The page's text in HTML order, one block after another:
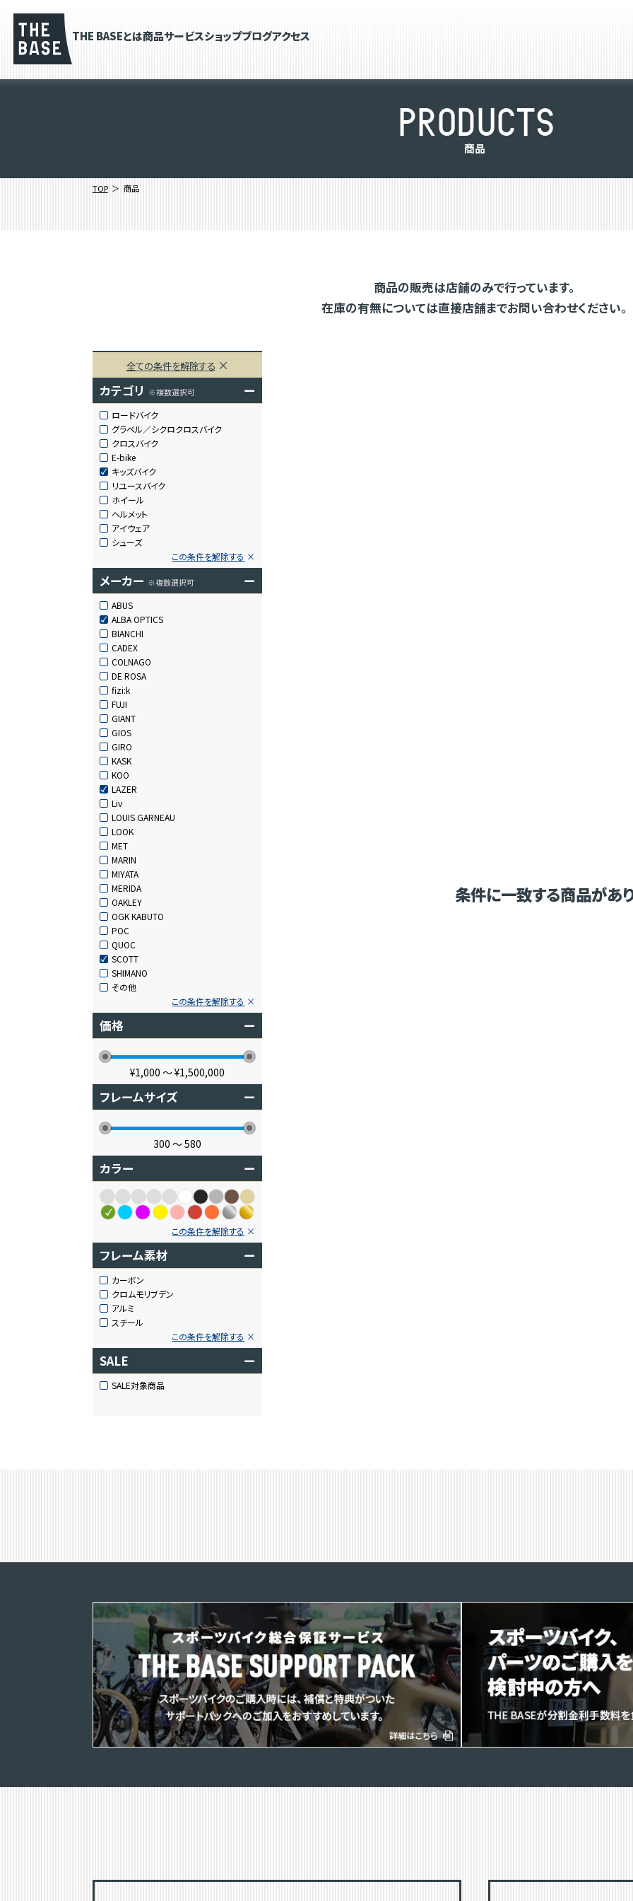
THE BASEとは商品サービスショップブログアクセス
PRODUCTS
商品
TOP 商品
商品の販売は店舗のみで行っています。
在庫の有無については直接店舗までお問い合わせください。
全ての条件を解除する
カテゴリ ※複数選択可 ー
ロードバイク
グラベル／シクロクロスバイク
クロスバイク
E-bike
キッズバイク
リユースバイク
ホイール
ヘルメット
アイウェア
シューズ
この条件を解除する
メーカー ※複数選択可 ー
ABUS
ALBA OPTICS
BIANCHI
CADEX
COLNAGO
DE ROSA
fizi:k
FUJI
GIANT
GIOS
GIRO
KASK
KOO
LAZER
Liv
LOUIS GARNEAU
LOOK
MET
MARIN
MIYATA
MERIDA
OAKLEY
OGK KABUTO
POC
QUOC
SCOTT
SHIMANO
その他
この条件を解除する
価格 ー
¥1,000 〜¥1,500,000
フレームサイズ ー
300 〜580
カラー ー
この条件を解除する
フレーム素材 ー
カーボン
クロムモリブデン
アルミ
スチール
この条件を解除する
SALE ー
SALE対象商品
条件に一致する商品があ